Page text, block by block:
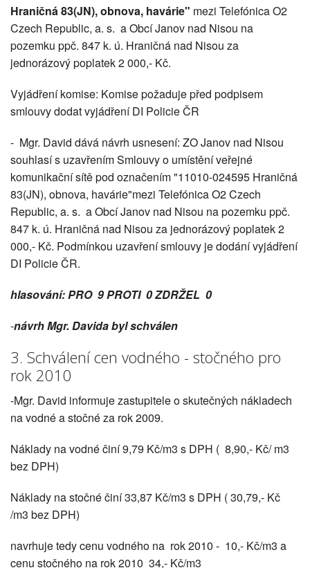
Hraničná 83(JN), obnova, havárie" mezi Telefónica O2
Czech Republic, a. s. a Obcí Janov nad Nisou na
pozemku ppč. 847 k. ú. Hraničná nad Nisou za
jednorázový poplatek 2 000,- Kč.
Vyjádření komise: Komise požaduje před podpisem
smlouvy dodat vyjádření DI Policie ČR
- Mgr. David dává návrh usnesení: ZO Janov nad Nisou
souhlasí s uzavřením Smlouvy o umístění veřejné
komunikační sítě pod označením "11010-024595 Hraničná
83(JN), obnova, havárie"mezi Telefónica O2 Czech
Republic, a. s. a Obcí Janov nad Nisou na pozemku ppč.
847 k. ú. Hraničná nad Nisou za jednorázový poplatek 2
000,- Kč. Podmínkou uzavření smlouvy je dodání vyjádření
DI Policie ČR.
hlasování: PRO 9 PROTI 0 ZDRŽEL 0
-návrh Mgr. Davida byl schválen
3. Schválení cen vodného - stočného pro
rok 2010
-Mgr. David informuje zastupitele o skutečných nákladech
na vodné a stočné za rok 2009.
Náklady na vodné činí 9,79 Kč/m3 s DPH ( 8,90,- Kč/ m3
bez DPH)
Náklady na stočné činí 33,87 Kč/m3 s DPH ( 30,79,- Kč
/m3 bez DPH)
navrhuje tedy cenu vodného na rok 2010 - 10,- Kč/m3 a
cenu stočného na rok 2010 34,- Kč/m3